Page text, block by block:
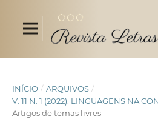
INÍCIO / ARQUIVOS /
V. 11 N. 1 (2022): LINGUAGENS NA
Artigos de temas livres